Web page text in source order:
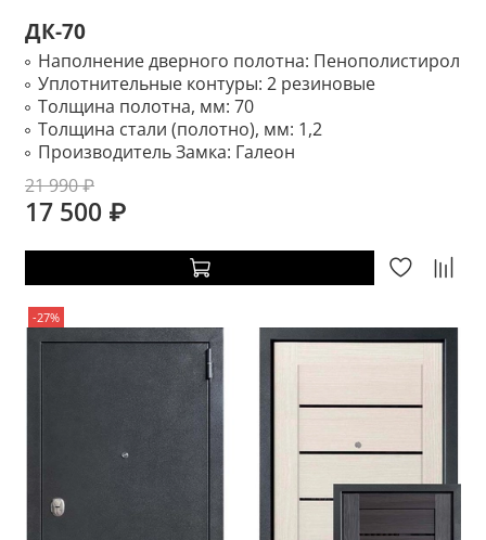
ДК-70
Наполнение дверного полотна: Пенополистирол
Уплотнительные контуры: 2 резиновые
Толщина полотна, мм: 70
Толщина стали (полотно), мм: 1,2
Производитель Замка: Галеон
21 990 ₽
17 500 ₽
-27%